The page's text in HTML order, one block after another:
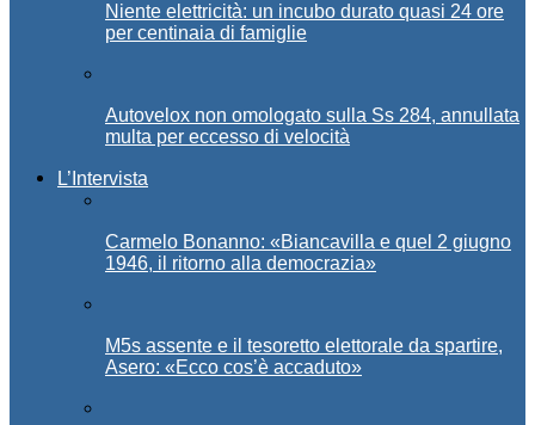
Niente elettricità: un incubo durato quasi 24 ore
per centinaia di famiglie
Autovelox non omologato sulla Ss 284, annullata
multa per eccesso di velocità
L’Intervista
Carmelo Bonanno: «Biancavilla e quel 2 giugno
1946, il ritorno alla democrazia»
M5s assente e il tesoretto elettorale da spartire,
Asero: «Ecco cos’è accaduto»